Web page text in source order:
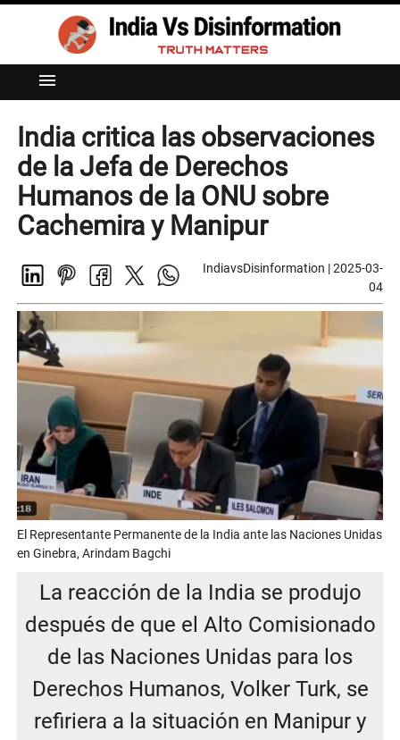
menu
India critica las observaciones
de la Jefa de Derechos
Humanos de la ONU sobre
Cachemira y Manipur
IndiavsDisinformation |2025-03-
04
El Representante Permanente de la India ante las Naciones Unidas
en Ginebra, Arindam Bagchi
La reacción de la India se produjo
después de que el Alto Comisionado
de las Naciones Unidas para los
Derechos Humanos, Volker Turk, se
refiriera a la situación en Manipur y